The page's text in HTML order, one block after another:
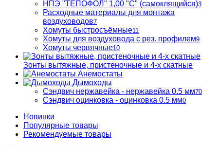
НПЭ "ТЕПОФОЛ" 1,00 "С" (самоклящийся)3
Расходные материалы для монтажа
воздуховодов7
Хомуты быстросъёмные11
Хомуты для воздуховода с рез. профилем9
Хомуты червячные10
Зонты вытяжные, пристеночные и 4-х скатные
Анемостаты
Дымоходы
Сэндвич нержавейка - нержавейка 0.5 мм70
Сэндвич оцинковка - оцинковка 0.5 мм0
Новинки
Популярные товары
Рекомендуемые товары